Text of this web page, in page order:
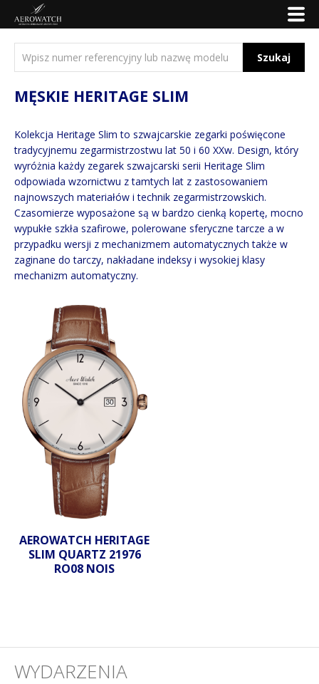
Szukaj
MĘSKIE HERITAGE SLIM
Kolekcja Heritage Slim to szwajcarskie zegarki poświęcone
tradycyjnemu zegarmistrzostwu lat 50 i 60 XXw. Design, który
wyróżnia każdy zegarek szwajcarski serii Heritage Slim
odpowiada wzornictwu z tamtych lat z zastosowaniem
najnowszych materiałów i technik zegarmistrzowskich.
Czasomierze wyposażone są w bardzo cienką kopertę, mocno
wypukłe szkła szafirowe, polerowane sferyczne tarcze a w
przypadku wersji z mechanizmem automatycznych także w
zaginane do tarczy, nakładane indeksy i wysokiej klasy
mechanizm automatyczny.
AEROWATCH HERITAGE
SLIM QUARTZ 21976
RO08 NOIS
WYDARZENIA